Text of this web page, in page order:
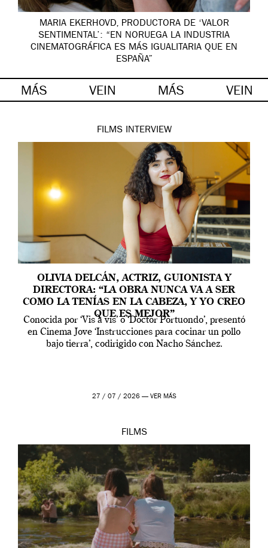
MARIA EKERHOVD, PRODUCTORA DE ‘VALOR
SENTIMENTAL’: “EN NORUEGA LA INDUSTRIA
CINEMATOGRÁFICA ES MÁS IGUALITARIA QUE EN
ESPAÑA”
MÁS VEIN MÁS VEIN
FILMS INTERVIEW
OLIVIA DELCÁN, ACTRIZ, GUIONISTA Y
DIRECTORA: “LA OBRA NUNCA VA A SER
COMO LA TENÍAS EN LA CABEZA, Y YO CREO
QUE ES MEJOR”
Conocida por ‘Vis a vis’ o ‘Doctor Portuondo’, presentó
en Cinema Jove ‘Instrucciones para cocinar un pollo
bajo tierra’, codirigido con Nacho Sánchez.
27 / 07 / 2026 — VER MÁS
FILMS